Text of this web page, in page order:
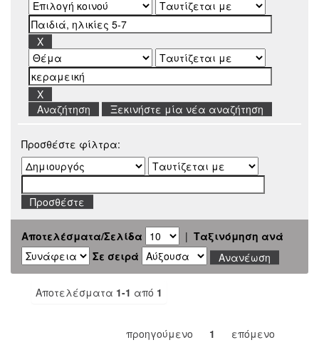
Ξεκινήστε μία νέα αναζήτηση
Προσθέστε φίλτρα:
Αποτελέσματα/Σελίδα | Ταξινόμηση ανά
Σε σειρά
Αποτελέσματα 1-1 από 1
προηγούμενο 1 επόμενο